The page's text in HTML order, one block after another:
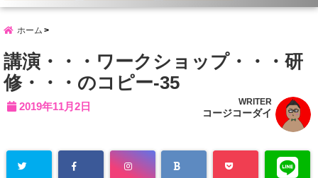
ホーム
講演・・・ワークショップ・・・研
修・・・のコピー-35
2019年11月2日 WRITER
コージコーダイ